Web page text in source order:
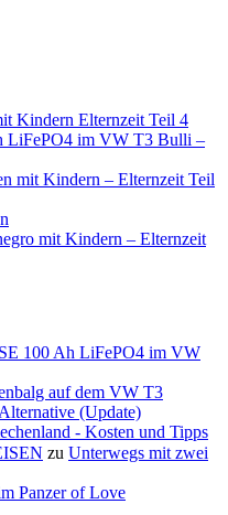
Kindern Elternzeit Teil 4
LiFePO4 im VW T3 Bulli –
mit Kindern – Elternzeit Teil
mit Kindern – Elternzeit
100 Ah LiFePO4 im VW
auf dem VW T3
(Update)
- Kosten und Tipps
zu Unterwegs mit zwei
Panzer of Love